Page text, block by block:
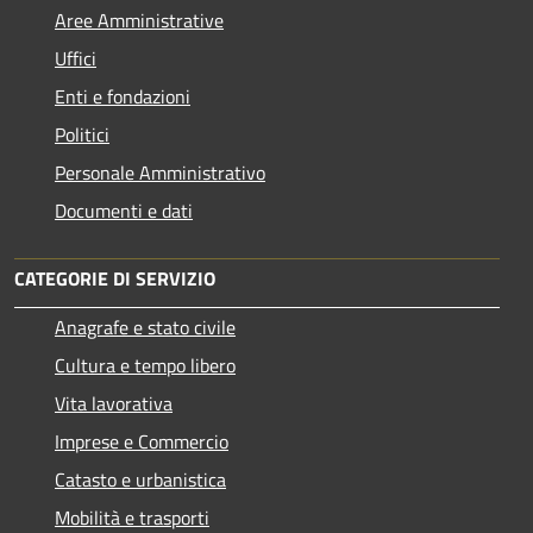
Aree Amministrative
Uffici
Enti e fondazioni
Politici
Personale Amministrativo
Documenti e dati
CATEGORIE DI SERVIZIO
Anagrafe e stato civile
Cultura e tempo libero
Vita lavorativa
Imprese e Commercio
Catasto e urbanistica
Mobilità e trasporti